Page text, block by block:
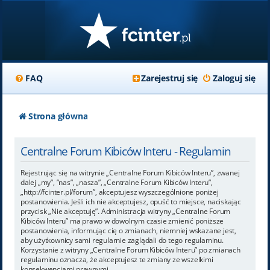
FAQ Zaloguj się
Zarejestruj się
Strona główna
Centralne Forum Kibiców Interu - Regulamin
Rejestrując się na witrynie „Centralne Forum Kibiców Interu”, zwanej
dalej „my”, ”nas”, „nasza”, „Centralne Forum Kibiców Interu”,
„http://fcinter.pl/forum”, akceptujesz wyszczególnione poniżej
postanowienia. Jeśli ich nie akceptujesz, opuść to miejsce, naciskając
przycisk „Nie akceptuję”. Administracja witryny „Centralne Forum
Kibiców Interu” ma prawo w dowolnym czasie zmienić poniższe
postanowienia, informując cię o zmianach, niemniej wskazane jest,
aby użytkownicy sami regularnie zaglądali do tego regulaminu.
Korzystanie z witryny „Centralne Forum Kibiców Interu” po zmianach
regulaminu oznacza, że akceptujesz te zmiany ze wszelkimi